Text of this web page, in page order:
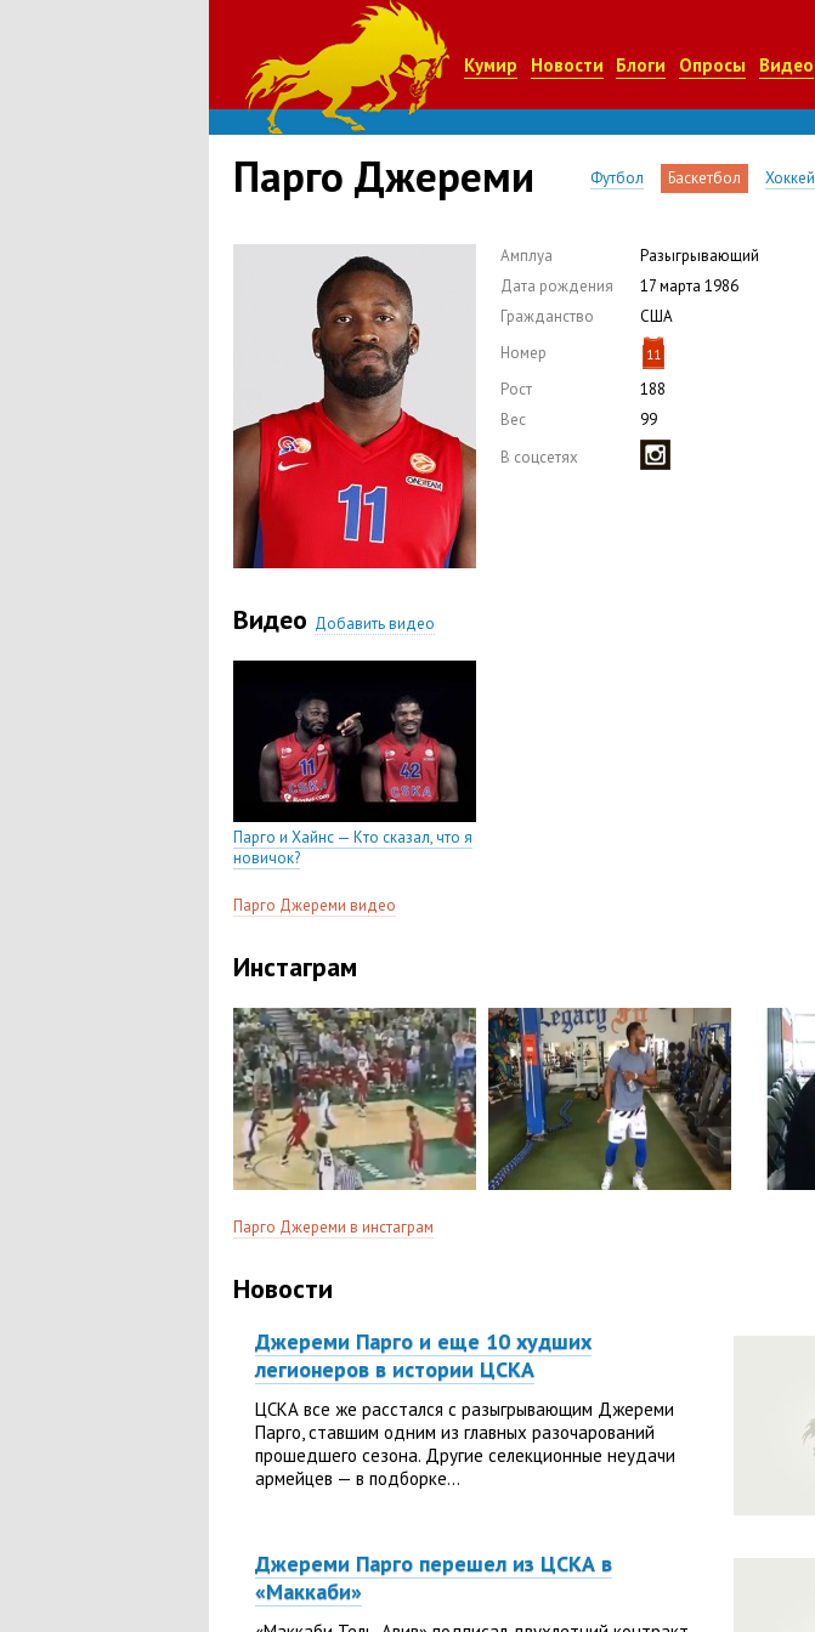
Кумир Новости Блоги Опросы Видео
Парго Джерeми Футбол Баскетбол Хоккей
Амплуа
Разыгрывающий
Дата рождения
17 марта 1986
Гражданство
США
Номер
11
Рост
188
Вес
99
В соцсетях
Видео Добавить видео
Парго и Хайнс — Кто сказал, что я
новичок?
Парго Джерeми видео
Инстаграм
Парго Джерeми в инстаграм
Новости
Джереми Парго и еще 10 худших
легионеров в истории ЦСКА
ЦСКА все же расстался с разыгрывающим Джереми
Парго, ставшим одним из главных разочарований
прошедшего сезона. Другие селекционные неудачи
армейцев — в подборке...
Джереми Парго перешел из ЦСКА в
«Маккаби»